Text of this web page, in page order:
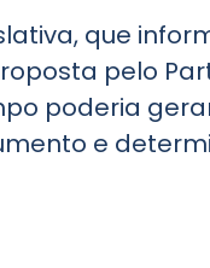
que
pelo
poderia
e